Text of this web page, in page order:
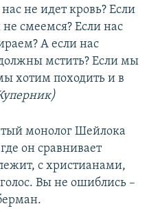
не идет кровь? Если
смеемся? Если нас
А если нас
мстить? Если мы
хотим походить и в
монолог Шейлока
он сравнивает
с христианами,
Вы не ошиблись –